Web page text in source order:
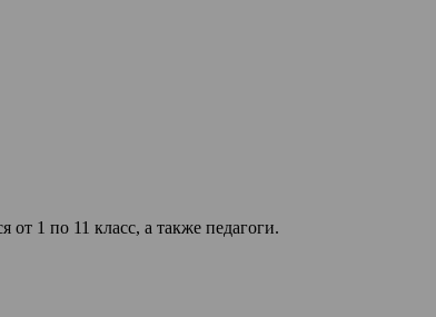
1 по 11 класс, а также педагоги.